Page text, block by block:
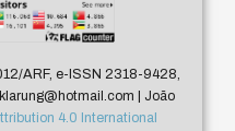
ARF, e-ISSN 2318-9428,
| João
4.0 International